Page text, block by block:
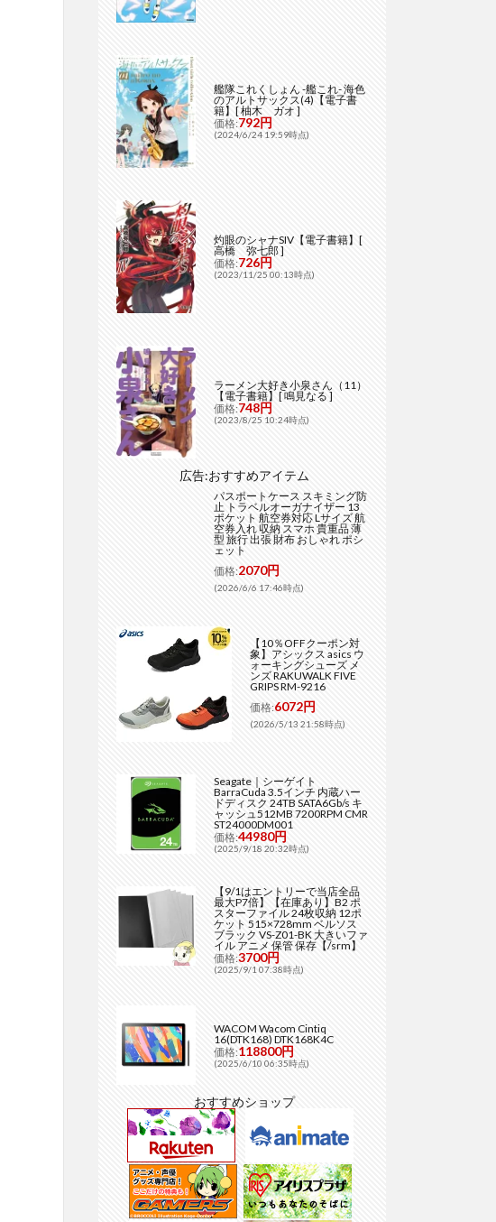
艦隊これくしょん -艦これ- 海色
のアルトサックス(4)【電子書
籍】[ 柚木 ガオ ]
価格:792円
(2024/6/24 19:59時点)
灼眼のシャナSIV【電子書籍】[
高橋 弥七郎 ]
価格:726円
(2023/11/25 00:13時点)
ラーメン大好き小泉さん（11）
【電子書籍】[ 鳴見なる ]
価格:748円
(2023/8/25 10:24時点)
広告:おすすめアイテム
パスポートケース スキミング防
止 トラベルオーガナイザー 13
ポケット 航空券対応 Lサイズ 航
空券入れ 収納 スマホ 貴重品 薄
型 旅行 出張 財布 おしゃれ ポシ
ェット
価格:2070円
(2026/6/6 17:46時点)
【10％OFFクーポン対
象】アシックス asics ウ
ォーキングシューズ メ
ンズ RAKUWALK FIVE
GRIPS RM-9216
価格:6072円
(2026/5/13 21:58時点)
Seagate｜シーゲイト
BarraCuda 3.5インチ 内蔵ハー
ドディスク 24TB SATA6Gb/s キ
ャッシュ512MB 7200RPM CMR
ST24000DM001
価格:44980円
(2025/9/18 20:32時点)
【9/1はエントリーで当店全品
最大P7倍】【在庫あり】B2 ポ
スターファイル 24枚収納 12ポ
ケット 515×728mm ベルソス
ブラック VS-Z01-BK 大きいファ
イル アニメ 保管 保存【/srm】
価格:3700円
(2025/9/1 07:38時点)
WACOM Wacom Cintiq
16(DTK168) DTK168K4C
価格:118800円
(2025/6/10 06:35時点)
おすすめショップ